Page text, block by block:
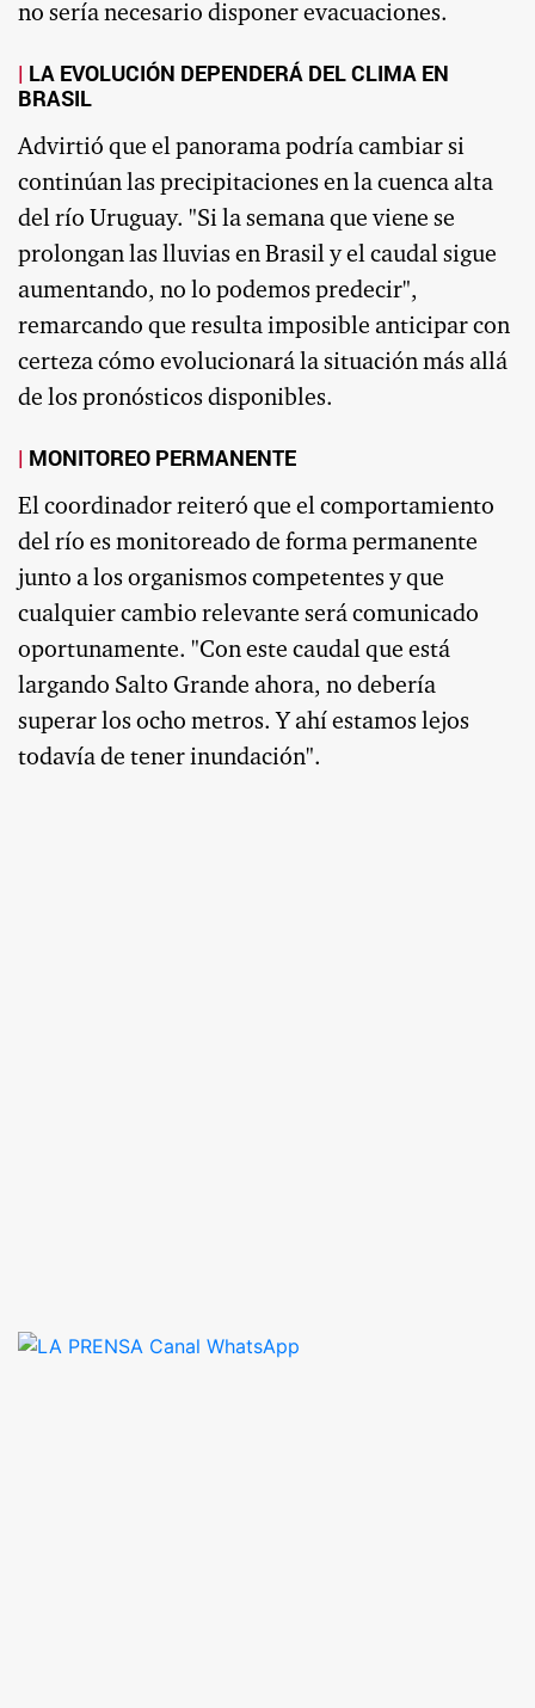
no sería necesario disponer evacuaciones.
LA EVOLUCIÓN DEPENDERÁ DEL CLIMA EN
BRASIL
Advirtió que el panorama podría cambiar si
continúan las precipitaciones en la cuenca alta
del río Uruguay. "Si la semana que viene se
prolongan las lluvias en Brasil y el caudal sigue
aumentando, no lo podemos predecir",
remarcando que resulta imposible anticipar con
certeza cómo evolucionará la situación más allá
de los pronósticos disponibles.
MONITOREO PERMANENTE
El coordinador reiteró que el comportamiento
del río es monitoreado de forma permanente
junto a los organismos competentes y que
cualquier cambio relevante será comunicado
oportunamente. "Con este caudal que está
largando Salto Grande ahora, no debería
superar los ocho metros. Y ahí estamos lejos
todavía de tener inundación".